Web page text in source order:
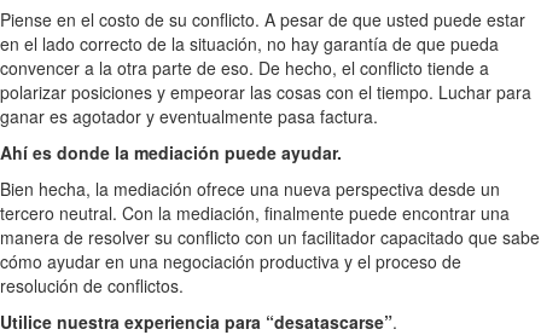
Piense en el costo de su conflicto. A pesar de que usted puede estar
en el lado correcto de la situación, no hay garantía de que pueda
convencer a la otra parte de eso. De hecho, el conflicto tiende a
polarizar posiciones y empeorar las cosas con el tiempo. Luchar para
ganar es agotador y eventualmente pasa factura.
Ahí es donde la mediación puede ayudar.
Bien hecha, la mediación ofrece una nueva perspectiva desde un
tercero neutral. Con la mediación, finalmente puede encontrar una
manera de resolver su conflicto con un facilitador capacitado que sabe
cómo ayudar en una negociación productiva y el proceso de
resolución de conflictos.
Utilice nuestra experiencia para “desatascarse”.